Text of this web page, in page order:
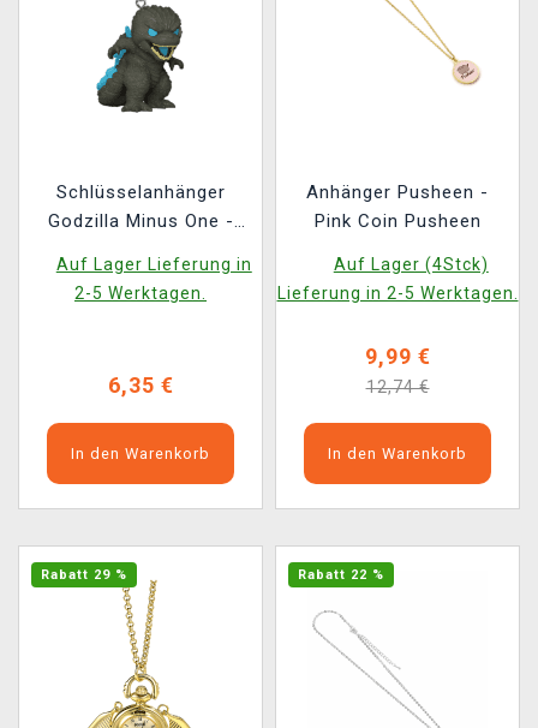
Schlüsselanhänger
Godzilla Minus One -
Auf Lager Lieferung in
2-5 Werktagen.
6,35 €
In den Warenkorb
Anhänger Pusheen -
Pink Coin Pusheen
Auf Lager (4Stck)
Lieferung in 2-5 Werktagen.
9,99 €
12,74 €
In den Warenkorb
Rabatt 29 % Rabatt 22 %